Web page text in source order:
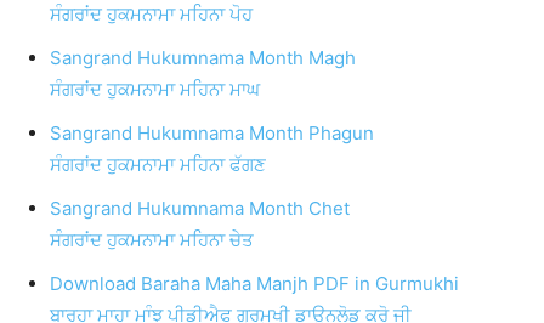
ਸੰਗਰਾਂਦ ਹੁਕਮਨਾਮਾ ਮਹਿਨਾ ਪੋਹ
Sangrand Hukumnama Month Magh
ਸੰਗਰਾਂਦ ਹੁਕਮਨਾਮਾ ਮਹਿਨਾ ਮਾਘ
Sangrand Hukumnama Month Phagun
ਸੰਗਰਾਂਦ ਹੁਕਮਨਾਮਾ ਮਹਿਨਾ ਫੱਗਣ
Sangrand Hukumnama Month Chet
ਸੰਗਰਾਂਦ ਹੁਕਮਨਾਮਾ ਮਹਿਨਾ ਚੇਤ
Download Baraha Maha Manjh PDF in Gurmukhi
ਬਾਰਹਾ ਮਾਹਾ ਮਾੰਝ ਪੀਡੀਐਫ ਗੁਰਮੁਖੀ ਡਾਉਨਲੋਡ ਕਰੋ ਜੀ